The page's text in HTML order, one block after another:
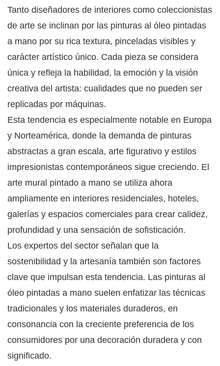
Tanto diseñadores de interiores como coleccionistas
de arte se inclinan por las pinturas al óleo pintadas
a mano por su rica textura, pinceladas visibles y
carácter artístico único. Cada pieza se considera
única y refleja la habilidad, la emoción y la visión
creativa del artista: cualidades que no pueden ser
replicadas por máquinas.
Esta tendencia es especialmente notable en Europa
y Norteamérica, donde la demanda de pinturas
abstractas a gran escala, arte figurativo y estilos
impresionistas contemporáneos sigue creciendo. El
arte mural pintado a mano se utiliza ahora
ampliamente en interiores residenciales, hoteles,
galerías y espacios comerciales para crear calidez,
profundidad y una sensación de sofisticación.
Los expertos del sector señalan que la
sostenibilidad y la artesanía también son factores
clave que impulsan esta tendencia. Las pinturas al
óleo pintadas a mano suelen enfatizar las técnicas
tradicionales y los materiales duraderos, en
consonancia con la creciente preferencia de los
consumidores por una decoración duradera y con
significado.